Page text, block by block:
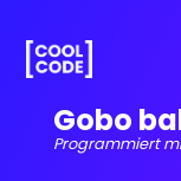
Gobo
Programmiert